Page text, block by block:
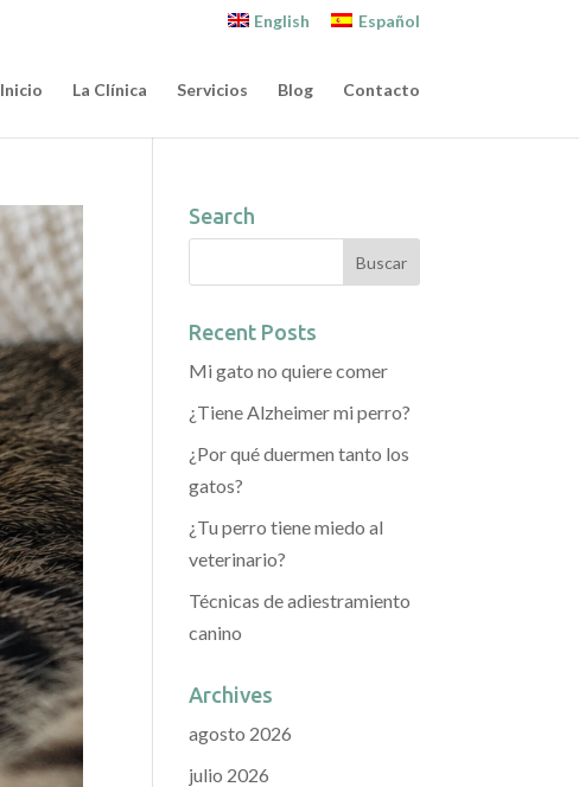
English Español
Inicio La Clínica Servicios Blog Contacto
Search
Recent Posts
Mi gato no quiere comer
¿Tiene Alzheimer mi perro?
¿Por qué duermen tanto los
gatos?
¿Tu perro tiene miedo al
veterinario?
Técnicas de adiestramiento
canino
Archives
agosto 2026
julio 2026